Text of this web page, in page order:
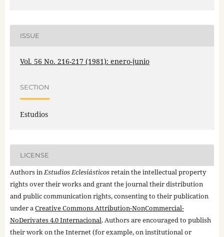
ISSUE
Vol. 56 No. 216-217 (1981): enero-junio
SECTION
Estudios
LICENSE
Authors inEstudios Eclesiásticosretain the intellectual property
rights over their works and grant the journal their distribution
and public communication rights, consenting to their publication
under aCreative Commons Attribution-NonCommercial-
NoDerivates 4.0 Internacional. Authors are encouraged to publish
their work on the Internet (for example, on institutional or